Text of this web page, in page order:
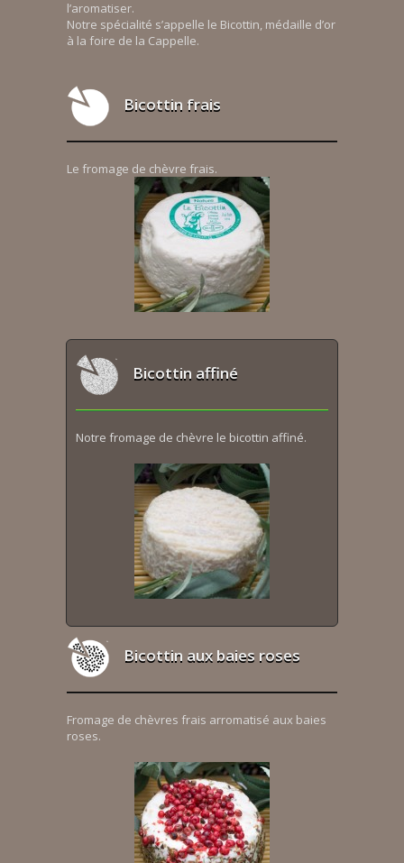
l’aromatiser.
Notre spécialité s’appelle le Bicottin, médaille d’or
à la foire de la Cappelle.
Bicottin frais
Le fromage de chèvre frais.
Bicottin affiné
Notre fromage de chèvre le bicottin affiné.
Bicottin aux baies roses
Fromage de chèvres frais arromatisé aux baies
roses.